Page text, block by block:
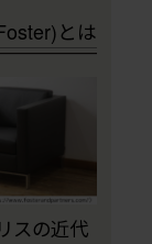
とは
スの近代